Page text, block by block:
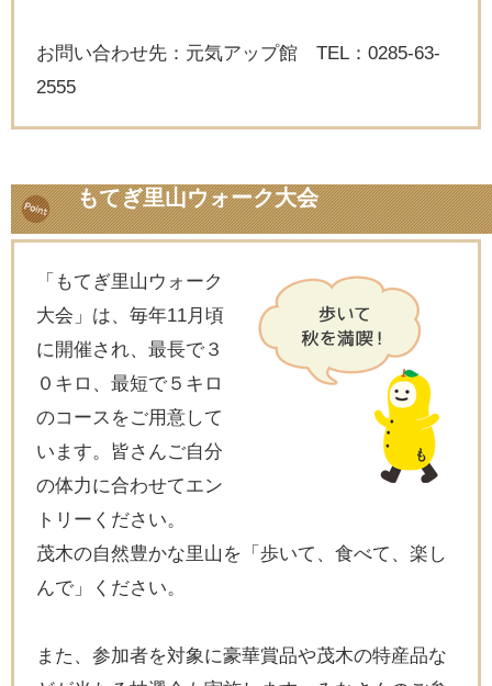
お問い合わせ先：元気アップ館 TEL：0285-63-
2555
もてぎ里山ウォーク大会
「もてぎ里山ウォーク
大会」は、毎年11月頃
に開催され、最長で３
０キロ、最短で５キロ
のコースをご用意して
います。皆さんご自分
の体力に合わせてエン
トリーください。
茂木の自然豊かな里山を「歩いて、食べて、楽し
んで」ください。
また、参加者を対象に豪華賞品や茂木の特産品な